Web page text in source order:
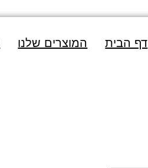
דף הבית המוצרים שלנו